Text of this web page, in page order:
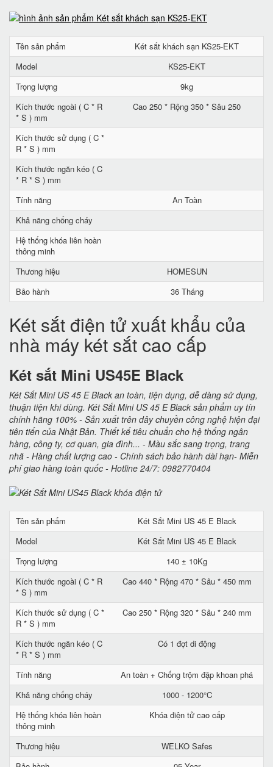
Tên sản phẩm
Két sắt khách sạn KS25-EKT
Model
KS25-EKT
Trọng lượng
9kg
Kích thước ngoài ( C * R
* S ) mm
Cao 250 * Rộng 350 * Sâu 250
Kích thước sử dụng ( C *
R * S ) mm
Kích thước ngăn kéo ( C
* R * S ) mm
Tính năng
An Toàn
Khả năng chống cháy
Hệ thống khóa liên hoàn
thông minh
Thương hiệu
HOMESUN
Bảo hành
36 Tháng
Két sắt điện tử xuất khẩu của
nhà máy két sắt cao cấp
Két sắt Mini US45E Black
Két Sắt Mini US 45 E Black an toàn, tiện dụng, dễ dàng sử dụng,
thuận tiện khi dùng. Két Sắt Mini US 45 E Black sản phẩm uy tín
chính hãng 100% - Sản xuất trên dây chuyền công nghệ hiện đại
tiên tiến của Nhật Bản. Thiết kế tiêu chuẩn cho hệ thống ngân
hàng, công ty, cơ quan, gia đình... - Màu sắc sang trọng, trang
nhã - Hàng chất lượng cao - Chính sách bảo hành dài hạn- Miễn
phí giao hàng toàn quốc - Hotline 24/7: 0982770404
Tên sản phẩm
Két Sắt Mini US 45 E Black
Model
Két Sắt Mini US 45 E Black
Trọng lượng
140 ± 10Kg
Kích thước ngoài ( C * R
* S ) mm
Cao 440 * Rộng 470 * Sâu * 450 mm
Kích thước sử dụng ( C *
R * S ) mm
Cao 250 * Rộng 320 * Sâu * 240 mm
Kích thước ngăn kéo ( C
* R * S ) mm
Có 1 đợt di động
Tính năng
An toàn + Chống trộm đập khoan phá
Khả năng chống cháy
1000 - 1200°C
Hệ thống khóa liên hoàn
thông minh
Khóa điện tử cao cấp
Thương hiệu
WELKO Safes